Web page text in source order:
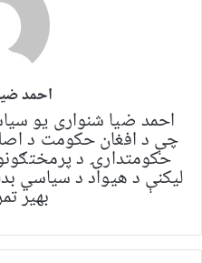
احمد
احمد ضیا شنواری یو
چې د افغان حکومت د
حکومتدارۍ د
لیکنې د هیواد د سیاسي
بهیر